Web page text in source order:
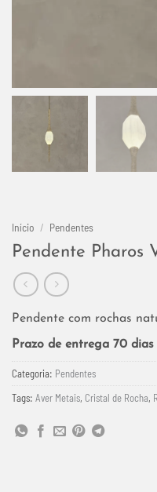
Início / Pendentes
Pendente Pharos
Pendente com rochas
Prazo de entrega 70
Categoria: Pendentes
Tags: Aver Metais, Cristal de Rocha,